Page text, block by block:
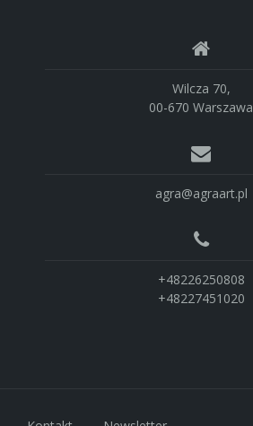
Wilcza 70,
00-670 Warszawa
agra@agraart.pl
+48226250808
+48227451020